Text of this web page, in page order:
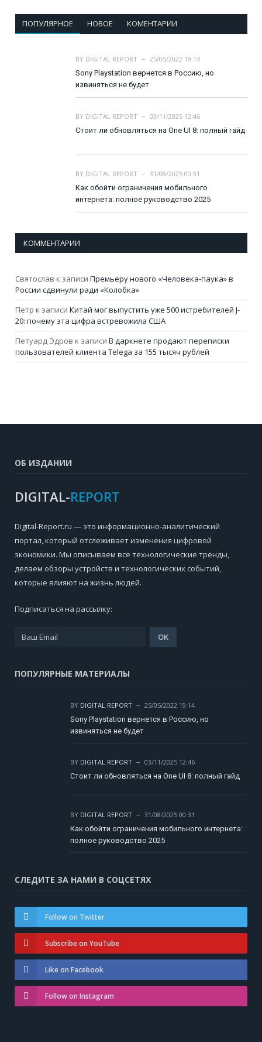
ПОПУЛЯРНОЕ НОВОЕ КОМЕНТАРИИ
BY DIGITAL REPORT
25/05/2022 19:14
Sony Playstation вернется в Россию, но
извиняться не будет
BY DIGITAL REPORT
03/11/2025 12:46
Стоит ли обновляться на One UI 8: полный гайд
BY DIGITAL REPORT
31/08/2025 00:31
Как обойти ограничения мобильного
интернета: полное руководство 2025
КОММЕНТАРИИ
Святослав к записи Премьеру нового «Человека-паука» в
России сдвинули ради «Колобка»
Петр к записи Китай мог выпустить уже 500 истребителей J-
20: почему эта цифра встревожила США
Петуард Эдров к записи В даркнете продают переписки
пользователей клиента Telega за 155 тысяч рублей
ОБ ИЗДАНИИ
DIGITAL-REPORT
Digital-Report.ru — это информационно-аналитический
портал, который отслеживает изменения цифровой
экономики. Мы описываем все технологические тренды,
делаем обзоры устройств и технологических событий,
которые влияют на жизнь людей.
Подписаться на рассылку:
ПОПУЛЯРНЫЕ МАТЕРИАЛЫ
BY DIGITAL REPORT
25/05/2022 19:14
Sony Playstation вернется в Россию, но
извиняться не будет
BY DIGITAL REPORT
03/11/2025 12:46
Стоит ли обновляться на One UI 8: полный гайд
BY DIGITAL REPORT
31/08/2025 00:31
Как обойти ограничения мобильного интернета:
полное руководство 2025
СЛЕДИТЕ ЗА НАМИ В СОЦСЕТЯХ
Follow on Twitter
Subscribe on YouTube
Like on Facebook
Follow on Instagram